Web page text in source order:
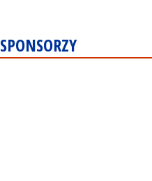
SPONSORZY